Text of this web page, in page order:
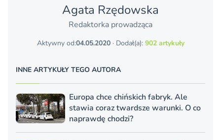
Agata Rzędowska
Redaktorka prowadząca
Aktywny od:04.05.2020· Dodał(a): 902 artykuły
INNE ARTYKUŁY TEGO AUTORA
Europa chce chińskich fabryk. Ale
stawia coraz twardsze warunki. O co
naprawdę chodzi?